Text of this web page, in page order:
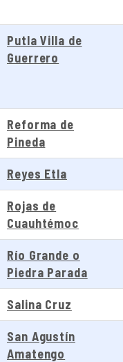
Putla Villa de
Guerrero
Reforma de
Pineda
Reyes Etla
Rojas de
Cuauhtémoc
Río Grande o
Piedra Parada
Salina Cruz
San Agustín
Amatengo